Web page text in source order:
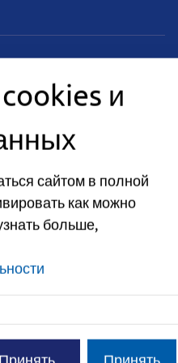
09131 86 - 2258
и
сайтом в полной
как можно
больше,